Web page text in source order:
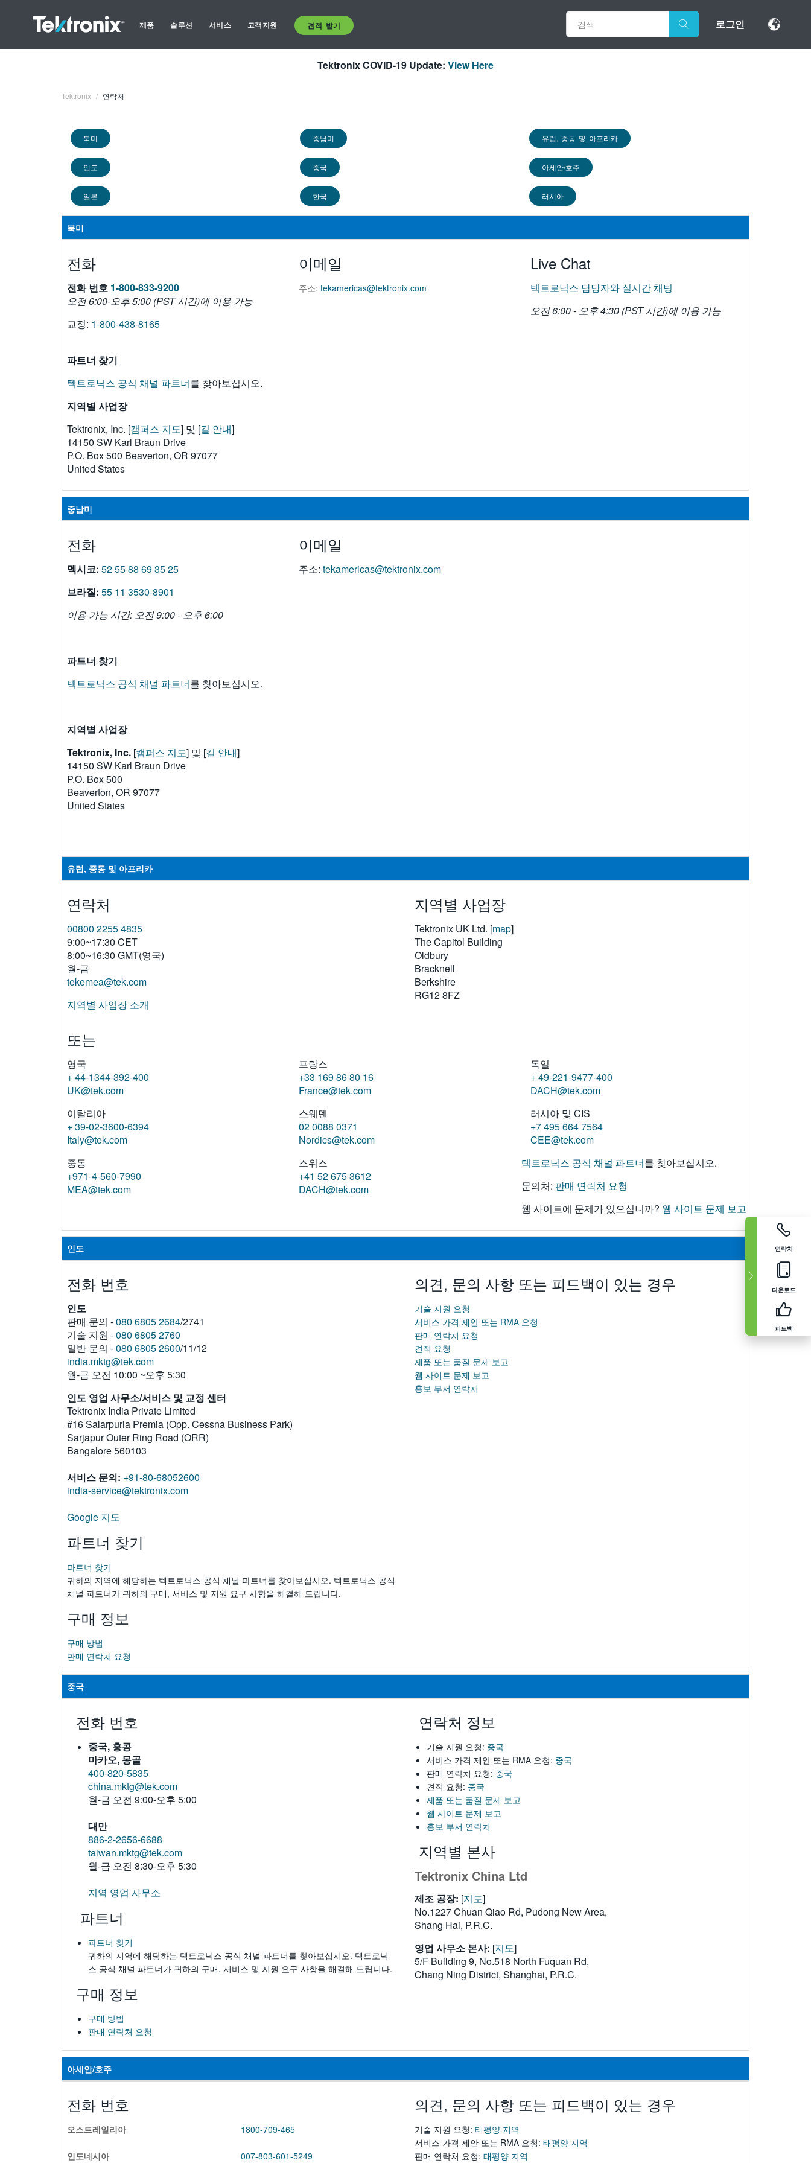
제품 솔루션 서비스 고객지원 견적 받기 로그인
연락처
다운로드
피드백
Tektronix COVID-19 Update: View Here
Tektronix 연락처
북미
인도
일본
중남미
중국
한국
유럽, 중동 및 아프리카
아세안/호주
러시아
북미
전화
전화 번호 1-800-833-9200
오전 6:00-오후 5:00 (PST 시간)에 이용 가능
교정: 1-800-438-8165
이메일
주소: tekamericas@tektronix.com
Live Chat
텍트로닉스 담당자와 실시간 채팅
오전 6:00 - 오후 4:30 (PST 시간)에 이용 가능
파트너 찾기
텍트로닉스 공식 채널 파트너를 찾아보십시오.
지역별 사업장
Tektronix, Inc. [캠퍼스 지도] 및 [길 안내]
14150 SW Karl Braun Drive
P.O. Box 500 Beaverton, OR 97077
United States
중남미
전화
멕시코: 52 55 88 69 35 25
브라질: 55 11 3530-8901
이용 가능 시간: 오전 9:00 - 오후 6:00
이메일
주소: tekamericas@tektronix.com
파트너 찾기
텍트로닉스 공식 채널 파트너를 찾아보십시오.
지역별 사업장
Tektronix, Inc. [캠퍼스 지도] 및 [길 안내]
14150 SW Karl Braun Drive
P.O. Box 500
Beaverton, OR 97077
United States
유럽, 중동 및 아프리카
연락처
00800 2255 4835
9:00~17:30 CET
8:00~16:30 GMT(영국)
월-금
tekemea@tek.com
지역별 사업장 소개
지역별 사업장
Tektronix UK Ltd. [map]
The Capitol Building
Oldbury
Bracknell
Berkshire
RG12 8FZ
또는
영국
+ 44-1344-392-400
UK@tek.com
이탈리아
+ 39-02-3600-6394
Italy@tek.com
중동
+971-4-560-7990
MEA@tek.com
프랑스
+33 169 86 80 16
France@tek.com
스웨덴
02 0088 0371
Nordics@tek.com
스위스
+41 52 675 3612
DACH@tek.com
독일
+ 49-221-9477-400
DACH@tek.com
러시아 및 CIS
+7 495 664 7564
CEE@tek.com
텍트로닉스 공식 채널 파트너를 찾아보십시오.
문의처: 판매 연락처 요청
웹 사이트에 문제가 있으십니까? 웹 사이트 문제 보고
인도
전화 번호
인도
판매 문의 -080 6805 2684/2741
기술 지원 -080 6805 2760
일반 문의 -080 6805 2600/11/12
india.mktg@tek.com
월-금 오전 10:00 ~오후 5:30
인도 영업 사무소/서비스 및 교정 센터
Tektronix India Private Limited
#16 Salarpuria Premia (Opp. Cessna Business Park)
Sarjapur Outer Ring Road (ORR)
Bangalore 560103
서비스 문의: +91-80-68052600
india-service@tektronix.com
Google 지도
파트너 찾기
파트너 찾기
귀하의 지역에 해당하는 텍트로닉스 공식 채널 파트너를 찾아보십시오. 텍트로닉스 공식
채널 파트너가 귀하의 구매, 서비스 및 지원 요구 사항을 해결해 드립니다.
구매 정보
구매 방법
판매 연락처 요청
의견, 문의 사항 또는 피드백이 있는 경우
기술 지원 요청
서비스 가격 제안 또는 RMA 요청
판매 연락처 요청
견적 요청
제품 또는 품질 문제 보고
웹 사이트 문제 보고
홍보 부서 연락처
중국
전화 번호
중국, 홍콩
마카오, 몽골
400-820-5835
china.mktg@tek.com
월-금 오전 9:00-오후 5:00
대만
886-2-2656-6688
taiwan.mktg@tek.com
월-금 오전 8:30-오후 5:30
지역 영업 사무소
파트너
파트너 찾기
귀하의 지역에 해당하는 텍트로닉스 공식 채널 파트너를 찾아보십시오. 텍트로닉
스 공식 채널 파트너가 귀하의 구매, 서비스 및 지원 요구 사항을 해결해 드립니다.
구매 정보
구매 방법
판매 연락처 요청
연락처 정보
기술 지원 요청: 중국
서비스 가격 제안 또는 RMA 요청: 중국
판매 연락처 요청: 중국
견적 요청: 중국
제품 또는 품질 문제 보고
웹 사이트 문제 보고
홍보 부서 연락처
지역별 본사
Tektronix China Ltd
제조 공장: [지도]
No.1227 Chuan Qiao Rd, Pudong New Area,
Shang Hai, P.R.C.
영업 사무소 본사: [지도]
5/F Building 9, No.518 North Fuquan Rd,
Chang Ning District, Shanghai, P.R.C.
아세안/호주
전화 번호
오스트레일리아
인도네시아
1800-709-465
007-803-601-5249
의견, 문의 사항 또는 피드백이 있는 경우
기술 지원 요청: 태평양 지역
서비스 가격 제안 또는 RMA 요청: 태평양 지역
판매 연락처 요청: 태평양 지역